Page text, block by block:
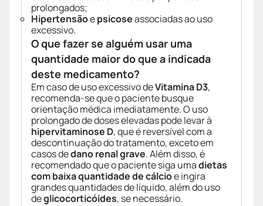
prolongados;
Hipertensãoepsicoseassociadas ao uso
excessivo.
O que fazer se alguém usar uma
quantidade maior do que a indicada
deste medicamento?
Em caso de uso excessivo deVitamina D3,
recomenda-se que o paciente busque
orientação médica imediatamente. O uso
prolongado de doses elevadas pode levar à
hipervitaminose D, que é reversível com a
descontinuação do tratamento, exceto em
casos dedano renal grave. Além disso, é
recomendado que o paciente siga umadietas
com baixa quantidade de cálcioe ingira
grandes quantidades de líquido, além do uso
deglicocorticóides, se necessário.